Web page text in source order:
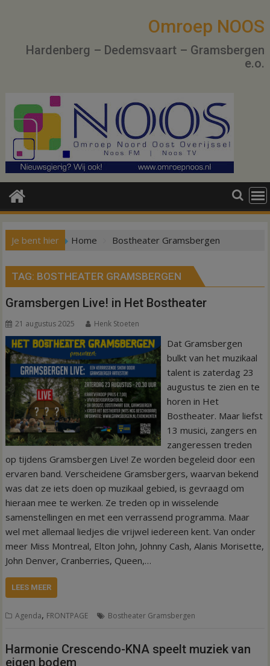
Omroep NOOS
Hardenberg – Dedemsvaart – Gramsbergen
e.o.
Je bent hier Home Bostheater Gramsbergen
TAG: BOSTHEATER GRAMSBERGEN
Gramsbergen Live! in Het Bostheater
21 augustus 2025 Henk Stoeten
Dat Gramsbergen
bulkt van het muzikaal
talent is zaterdag 23
augustus te zien en te
horen in Het
Bostheater. Maar liefst
13 musici, zangers en
zangeressen treden
op tijdens Gramsbergen Live! Ze worden begeleid door een
ervaren band. Verscheidene Gramsbergers, waarvan bekend
was dat ze iets doen op muzikaal gebied, is gevraagd om
hieraan mee te werken. Ze treden op in wisselende
samenstellingen en met een verrassend programma. Maar
wel met allemaal liedjes die vrijwel iedereen kent. Van onder
meer Miss Montreal, Elton John, Johnny Cash, Alanis Morisette,
John Denver, Cranberries, Queen,…
LEES MEER
Agenda, FRONTPAGE Bostheater Gramsbergen
Harmonie Crescendo-KNA speelt muziek van
eigen bodem